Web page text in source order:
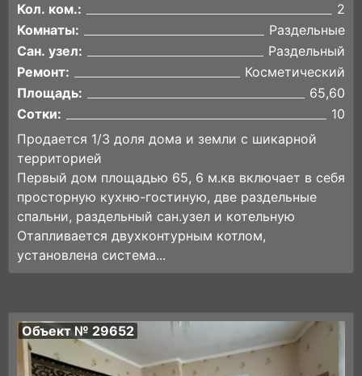
Кол. ком.:
2
Комнаты:
Раздельные
Сан. узел:
Раздельный
Ремонт:
Косметический
Площадь:
65,60
Сотки:
10
Продается 1/3 доля дома и земли с шикарной
территорией
Первый дом площадью 65, 6 м.кв включает в себя
просторную кухню-гостиную, две раздельные
спальни, раздельный сан.узел и котельную
Отапливается двухконтурным котлом,
установлена система...
Объект № 29652